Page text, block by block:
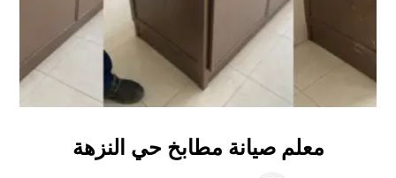
معلم صيانة مطابخ حي النزهة